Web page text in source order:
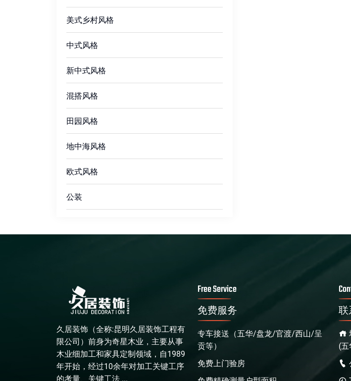
美式乡村风格
中式风格
新中式风格
混搭风格
田园风格
地中海风格
欧式风格
公装
久居装饰（全称:昆明久居装饰工程有
限公司）前身为奇星木业，主要从事
木业细加工和家具定制领域，自1989
年开始，经过10余年对加工关键工序
的考量、关键工法 ...
Free Service
免费服务
专车接送（五华/盘龙/官渡/西山/呈
贡等）
免费上门验房
联
(